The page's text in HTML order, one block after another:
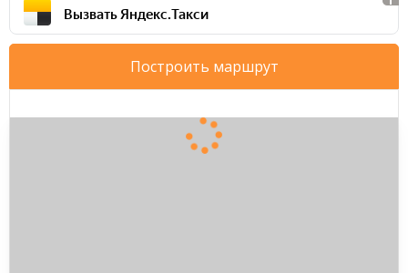
Вызвать Яндекс.Такси
Построить маршрут